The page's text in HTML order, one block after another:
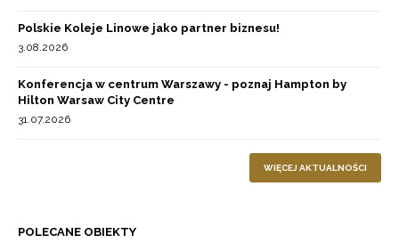
Polskie Koleje Linowe jako partner biznesu!
3.08.2026
Konferencja w centrum Warszawy - poznaj Hampton by
Hilton Warsaw City Centre
31.07.2026
WIĘCEJ AKTUALNOŚCI
POLECANE OBIEKTY